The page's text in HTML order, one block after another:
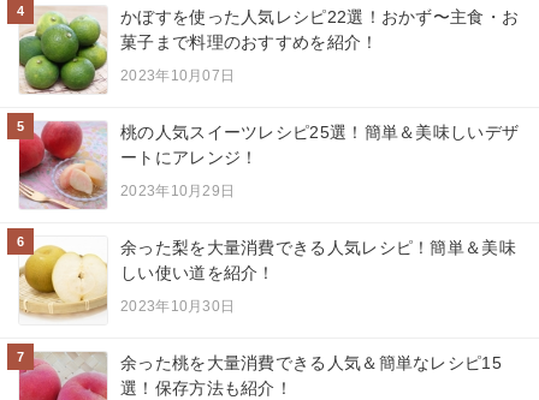
4
かぼすを使った人気レシピ22選！おかず〜主食・お
菓子まで料理のおすすめを紹介！
2023年10月07日
5
桃の人気スイーツレシピ25選！簡単＆美味しいデザ
ートにアレンジ！
2023年10月29日
6
余った梨を大量消費できる人気レシピ！簡単＆美味
しい使い道を紹介！
2023年10月30日
7
余った桃を大量消費できる人気＆簡単なレシピ15
選！保存方法も紹介！